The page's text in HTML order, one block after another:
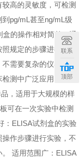
高的灵敏度，可检测
pg/mL甚至ng/mL级
的操作相对简单，通
规定的步骤进行孵育
需要复杂的仪器设备
测中广泛应用。 高通
，适用于大规模的样
可在一次实验中检测
：ELISA试剂盒的实验
作步骤进行实验，不
适用范围广：ELISA
联系
顶部